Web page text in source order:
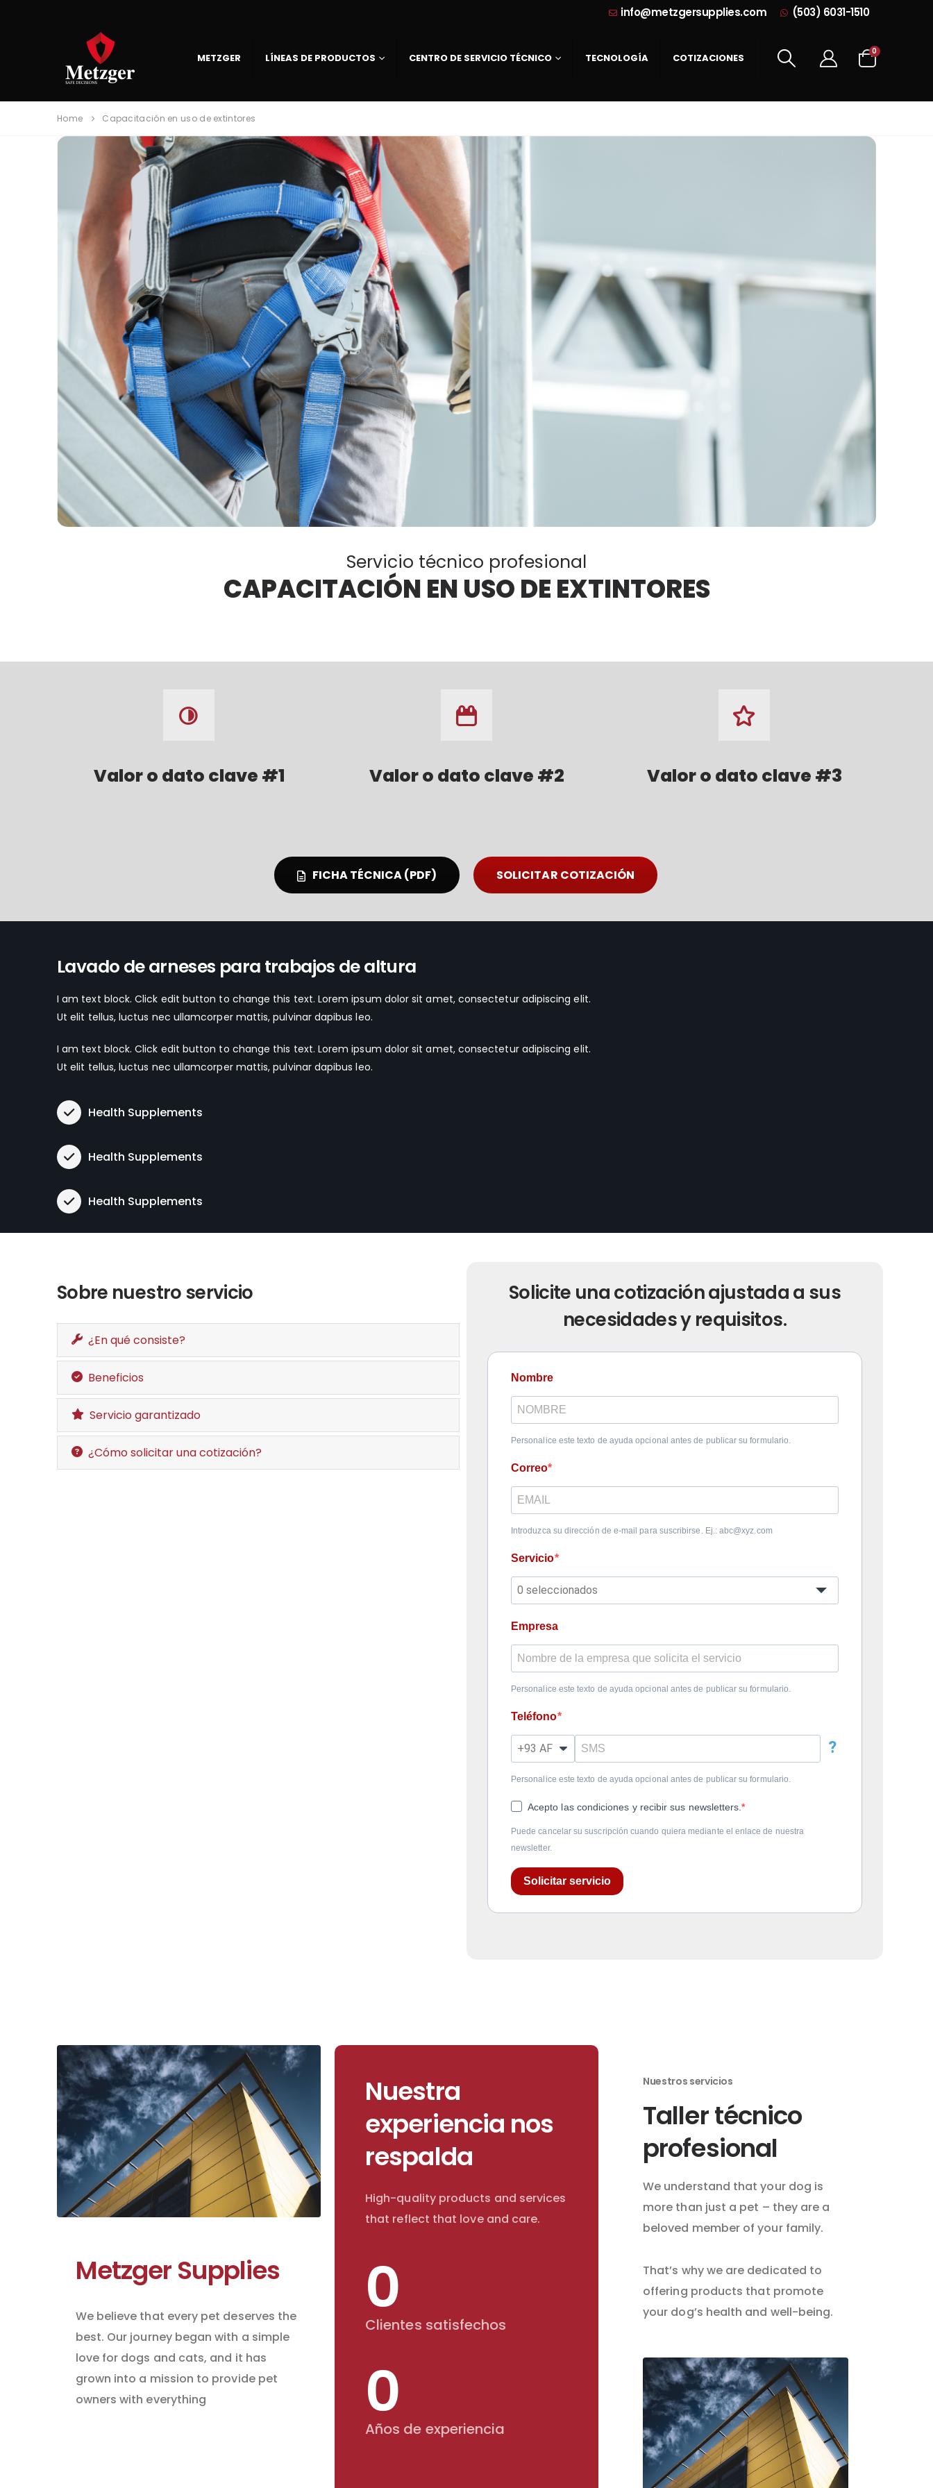
info@metzgersupplies.com (503) 6031-1510
METZGER LÍNEAS DE PRODUCTOS CENTRO DE SERVICIO TÉCNICO TECNOLOGÍA COTIZACIONES
0
Home Capacitación en uso de extintores
Servicio técnico profesional
CAPACITACIÓN EN USO DE EXTINTORES
Valor o dato clave #1 Valor o dato clave #2 Valor o dato clave #3
FICHA TÉCNICA (PDF) SOLICITAR COTIZACIÓN
Lavado de arneses para trabajos de altura
I am text block. Click edit button to change this text. Lorem ipsum dolor sit amet, consectetur adipiscing elit.
Ut elit tellus, luctus nec ullamcorper mattis, pulvinar dapibus leo.
I am text block. Click edit button to change this text. Lorem ipsum dolor sit amet, consectetur adipiscing elit.
Ut elit tellus, luctus nec ullamcorper mattis, pulvinar dapibus leo.
Health Supplements
Health Supplements
Health Supplements
Sobre nuestro servicio
¿En qué consiste?
Beneficios
Servicio garantizado
¿Cómo solicitar una cotización?
Solicite una cotización ajustada a sus
necesidades y requisitos.
Nombre
Personalice este texto de ayuda opcional antes de publicar su formulario.
Correo
Introduzca su dirección de e-mail para suscribirse. Ej.: abc@xyz.com
Servicio
0 seleccionados
Empresa
Personalice este texto de ayuda opcional antes de publicar su formulario.
Teléfono
?
Personalice este texto de ayuda opcional antes de publicar su formulario.
Acepto las condiciones y recibir sus newsletters.
Puede cancelar su suscripción cuando quiera mediante el enlace de nuestra
newsletter.
Solicitar servicio
Metzger Supplies
We believe that every pet deserves the
best. Our journey began with a simple
love for dogs and cats, and it has
grown into a mission to provide pet
owners with everything
Nuestra
experiencia nos
respalda
High-quality products and services
that reflect that love and care.
0
Clientes satisfechos
0
Años de experiencia
Nuestros servicios
Taller técnico
profesional
We understand that your dog is
more than just a pet – they are a
beloved member of your family.
That’s why we are dedicated to
offering products that promote
your dog’s health and well-being.